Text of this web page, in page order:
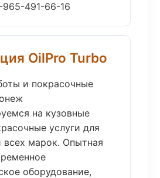
965-491-66-16
OilPro Turbo
и покрасочные
на кузовные
услуги для
всех марок. Опытная
оборудование,